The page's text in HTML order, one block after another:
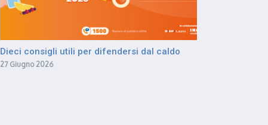
Dieci consigli utili per difendersi dal caldo
27 Giugno 2026